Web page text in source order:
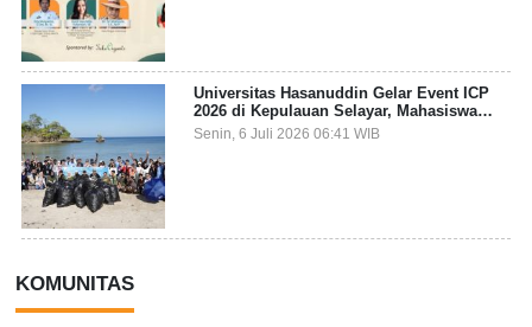
Universitas Hasanuddin Gelar Event ICP
2026 di Kepulauan Selayar, Mahasiswa
dari 27 Negara Jadi Partisipan
Senin, 6 Juli 2026 06:41 WIB
KOMUNITAS